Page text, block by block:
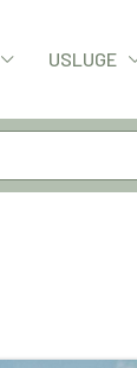
USLUGE